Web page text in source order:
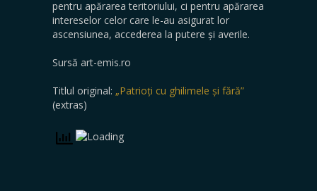
pentru apărarea teritoriului, ci pentru apărarea
intereselor celor care le-au asigurat lor
ascensiunea, accederea la putere și averile.
Sursă art-emis.ro
Titlul original: „Patrioți cu ghilimele și fără”
(extras)